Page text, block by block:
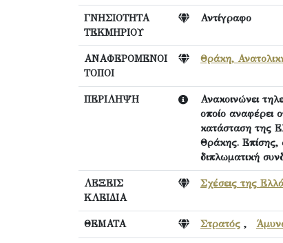
ΓΝΗΣΙΟΤΗΤΑ
ΤΕΚΜΗΡΙΟΥ
Αντίγραφο
ΑΝΑΦΕΡΟΜΕΝΟΙ
ΤΟΠΟΙ
Θράκη,
ΠΕΡΙΛΗΨΗ
Ανακοινώνει
οποίο αναφέρει
κατάσταση της
Θράκης. Επίσης,
διπλωματική
ΛΕΞΕΙΣ
ΚΛΕΙΔΙΑ
Σχέσεις της
ΘΕΜΑΤΑ Στρατός ,